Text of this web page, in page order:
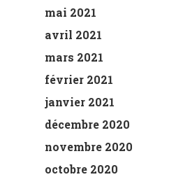
mai 2021
avril 2021
mars 2021
février 2021
janvier 2021
décembre 2020
novembre 2020
octobre 2020